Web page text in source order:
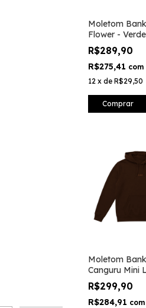
Moletom
Flower - Verde
R$289,90
R$275,41 com
12 x de R$29,50
Comprar
Moletom
Canguru Mini
Marrom
R$299,90
R$284,91 com